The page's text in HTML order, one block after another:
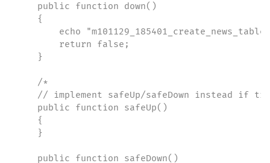
    public function down()
    {
echo
        return false;
    }
    /*
// implement safeUp/safeDown instead if
    public function safeUp()
    {
    }
    public function safeDown()